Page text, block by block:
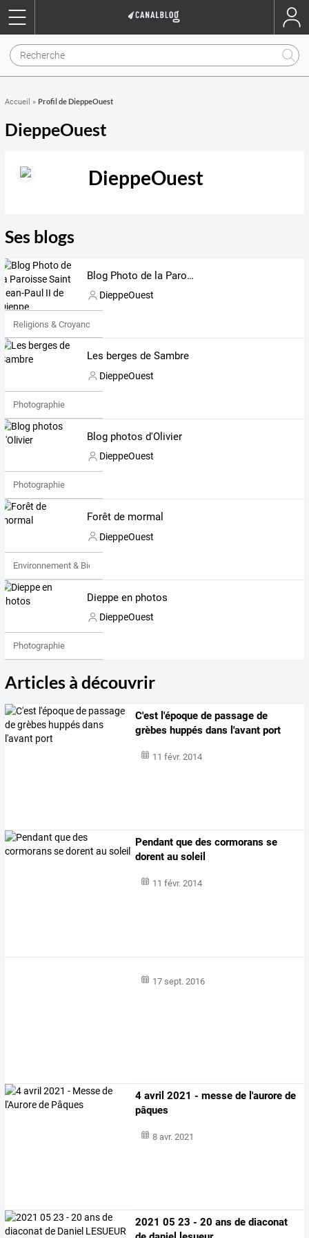
Accueil » Profil de DieppeOuest
DieppeOuest
DieppeOuest
Ses blogs
Blog Photo de la Paroisse Saint Jean-Paul II de Dieppe
DieppeOuest
Religions & Croyances
Les berges de Sambre
DieppeOuest
Photographie
Blog photos d'Olivier
DieppeOuest
Photographie
Forêt de mormal
DieppeOuest
Environnement & Bio
Dieppe en photos
DieppeOuest
Photographie
Articles à découvrir
C'est l'époque de passage de
grèbes huppés dans l'avant port
11 févr. 2014
Pendant que des cormorans se
dorent au soleil
11 févr. 2014
17 sept. 2016
4 avril 2021 - messe de l'aurore de
pâques
8 avr. 2021
2021 05 23 - 20 ans de diaconat